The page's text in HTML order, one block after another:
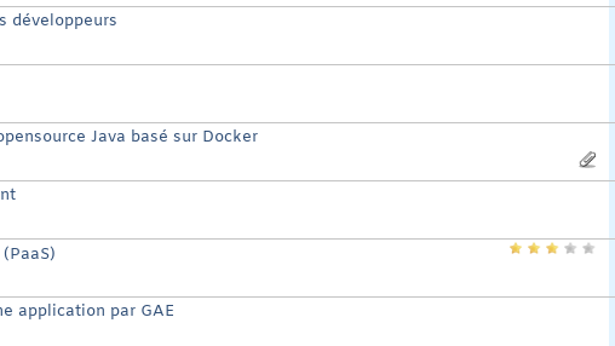
développeurs
Java basé sur Docker
application par GAE